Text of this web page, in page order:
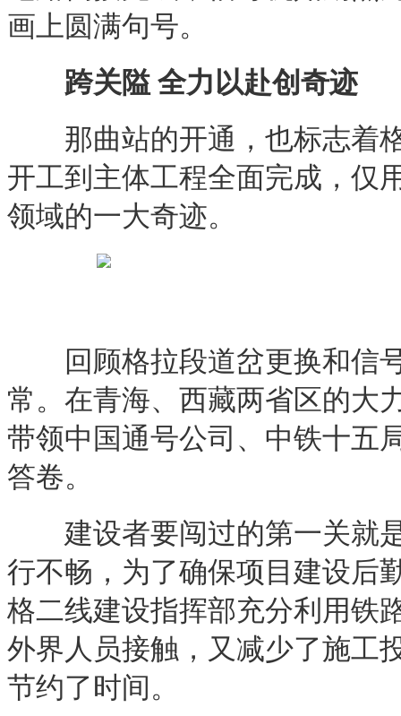
画上圆满句号。
跨关隘 全力以赴创奇迹
那曲站的开通，也标志着格
开工到主体工程全面完成，仅
领域的一大奇迹。
回顾格拉段道岔更换和信号
常。在青海、西藏两省区的大
带领中国通号公司、中铁十五
答卷。
建设者要闯过的第一关就是
行不畅，为了确保项目建设后
格二线建设指挥部充分利用铁
外界人员接触，又减少了施工
节约了时间。